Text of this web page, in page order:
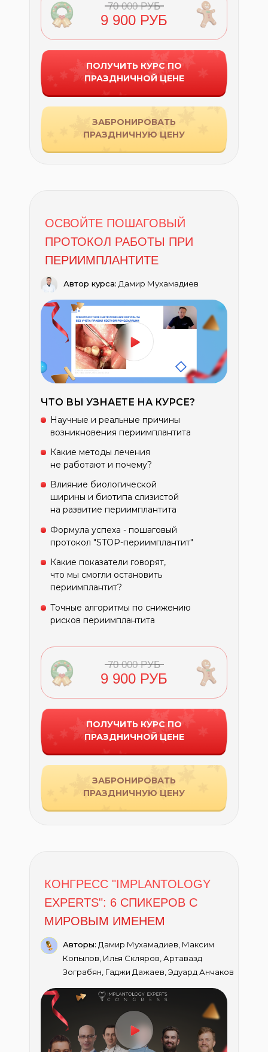
9 900 РУБ
70 000 РУБ
ПОЛУЧИТЬ КУРС ПО
ПРАЗДНИЧНОЙ ЦЕНЕ
ЗАБРОНИРОВАТЬ
ПРАЗДНИЧНУЮ ЦЕНУ
ОСВОЙТЕ ПОШАГОВЫЙ
ПРОТОКОЛ РАБОТЫ ПРИ
ПЕРИИМПЛАНТИТЕ
Автор курса: Дамир Мухамадиев
ЧТО ВЫ УЗНАЕТЕ НА КУРСЕ?
Научные и реальные причины
возникновения периимплантита
Какие методы лечения
не работают и почему?
Влияние биологической
ширины и биотипа слизистой
на развитие периимплантита
Формула успеха - пошаговый
протокол "STOP-периимплантит"
Какие показатели говорят,
что мы смогли остановить
периимплантит?
9 900 РУБ
70 000 РУБ
ПОЛУЧИТЬ КУРС ПО
ПРАЗДНИЧНОЙ ЦЕНЕ
ЗАБРОНИРОВАТЬ
ПРАЗДНИЧНУЮ ЦЕНУ
КОНГРЕСС "IMPLANTOLOGY
EXPERTS": 6 СПИКЕРОВ С
МИРОВЫМ ИМЕНЕМ
Авторы: Дамир Мухамадиев, Максим
Копылов, Илья Скляров, Артавазд
Зограбян, Гаджи Дажаев, Эдуард Анчаков
Точные алгоритмы по снижению
рисков периимплантита